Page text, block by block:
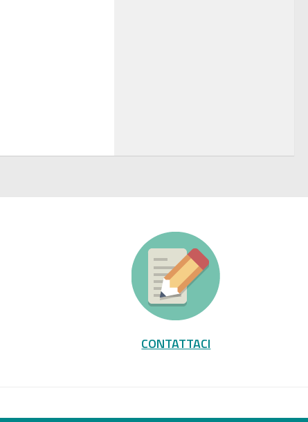
CONTATTACI